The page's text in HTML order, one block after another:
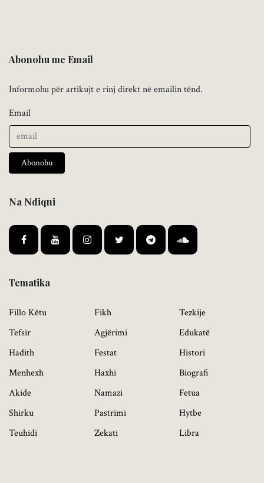
Abonohu me Email
Informohu për artikujt e rinj direkt në emailin tënd.
Email
Abonohu
Na Ndiqni
Tematika
Fillo Këtu
Tefsir
Hadith
Menhexh
Akide
Shirku
Teuhidi
Fikh
Agjërimi
Festat
Haxhi
Namazi
Pastrimi
Zekati
Tezkije
Edukatë
Histori
Biografi
Fetua
Hytbe
Libra